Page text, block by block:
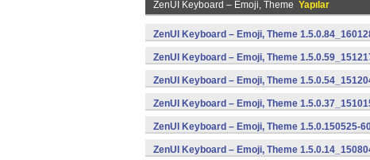
ZenUI Keyboard – Emoji, Theme Yapılar
ZenUI Keyboard – Emoji, Theme
ZenUI Keyboard – Emoji, Theme
ZenUI Keyboard – Emoji, Theme
ZenUI Keyboard – Emoji, Theme
ZenUI Keyboard – Emoji, Theme 1.5.0.150525-
ZenUI Keyboard – Emoji, Theme